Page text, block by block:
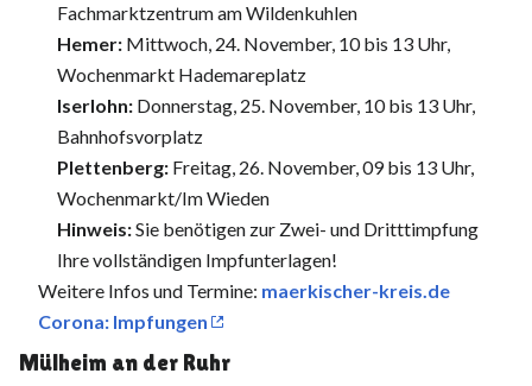
Fachmarktzentrum am Wildenkuhlen
Hemer: Mittwoch, 24. November, 10 bis 13 Uhr,
Wochenmarkt Hademareplatz
Iserlohn: Donnerstag, 25. November, 10 bis 13 Uhr,
Bahnhofsvorplatz
Plettenberg: Freitag, 26. November, 09 bis 13 Uhr,
Wochenmarkt/Im Wieden
Hinweis:Sie benötigen zur Zwei- und Dritttimpfung
Ihre vollständigen Impfunterlagen!
Weitere Infos und Termine: maerkischer-kreis.de
Corona: Impfungen
Mülheim an der Ruhr